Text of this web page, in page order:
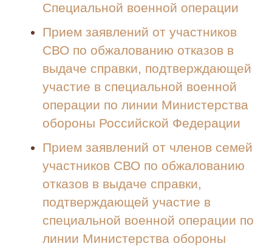
Специальной военной операции
Прием заявлений от участников
СВО по обжалованию отказов в
выдаче справки, подтверждающей
участие в специальной военной
операции по линии Министерства
обороны Российской Федерации
Прием заявлений от членов семей
участников СВО по обжалованию
отказов в выдаче справки,
подтверждающей участие в
специальной военной операции по
линии Министерства обороны